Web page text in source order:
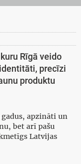
Rīgā veido
precīzi
produktu
gadus, apzināti un
bet arī pašu
Latvijas